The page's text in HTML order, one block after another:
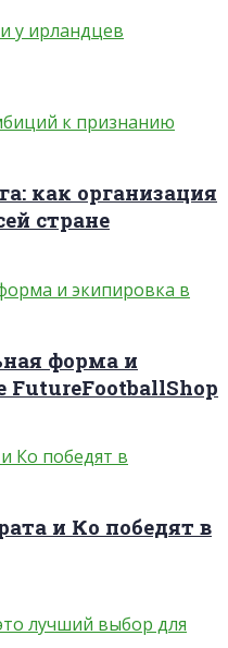
как организация
стране
форма и
FutureFootballShop
и Ко победят в